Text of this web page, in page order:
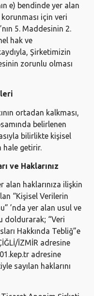
e) bendinde yer alan
korunması için veri
5. Maddesinin 2.
hak ve
Şirketimizin
zorunlu olması
ortadan kalkması,
belirlenen
bilirlikte kişisel
hale getirir.
ve Haklarınız
alan haklarınıza ilişkin
“Kişisel Verilerin
’nda yer alan usul ve
doldurarak; “Veri
Hakkında Tebliğ”e
İZMİR adresine
adresine
sayılan haklarını